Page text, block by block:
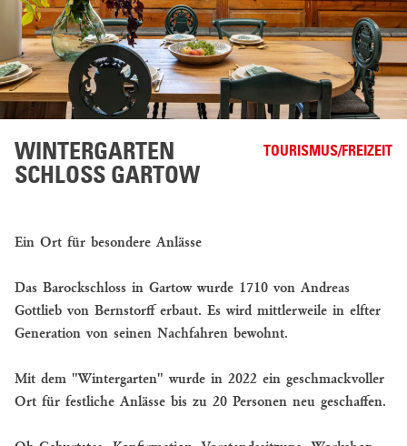
TOURISMUS/FREIZEIT
WINTERGARTEN
SCHLOSS GARTOW
Ein Ort für besondere Anlässe
Das Barockschloss in Gartow wurde 1710 von Andreas
Gottlieb von Bernstorff erbaut. Es wird mittlerweile in elfter
Generation von seinen Nachfahren bewohnt.
Mit dem "Wintergarten" wurde in 2022 ein geschmackvoller
Ort für festliche Anlässe bis zu 20 Personen neu geschaffen.